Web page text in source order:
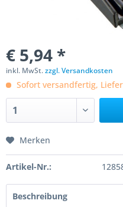
€ 5,94 *
inkl. MwSt.zzgl. Versandkosten
Sofort versandfertig,
Merken
Artikel-Nr.:
Beschreibung